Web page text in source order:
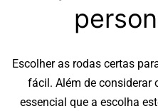
Escolher as rodas certas
fácil. Além de considerar
essencial que a escolha